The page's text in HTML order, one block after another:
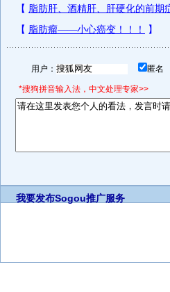
用户： 匿名
*搜狗拼音输入法，中文处理专家>>
我要发布Sogou推广服务